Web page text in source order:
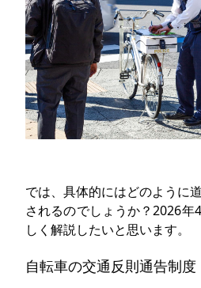
では、具体的にはどのように
されるのでしょうか？2026
しく解説したいと思います。
自転車の交通反則通告制度